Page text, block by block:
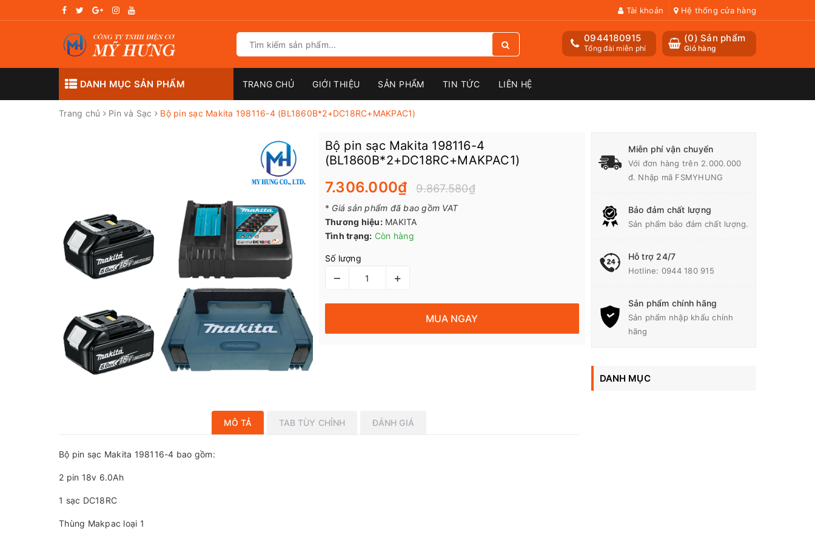
Tài khoản Hệ thống cửa hàng
(0) Sản phẩm
Giỏ hàng
0944180915
Tổng đài miễn phí
DANH MỤC SẢN PHẨM TRANG CHỦ GIỚI THIỆU SẢN PHẨM TIN TỨC LIÊN HỆ
Trang chủ Pin và Sạc Bộ pin sạc Makita 198116-4 (BL1860B*2+DC18RC+MAKPAC1)
Bộ pin sạc Makita 198116-4
(BL1860B*2+DC18RC+MAKPAC1)
7.306.000₫ 9.867.580₫
* Giá sản phẩm đã bao gồm VAT
Thương hiệu: MAKITA
Tình trạng: Còn hàng
Số lượng
– +
MUA NGAY
MÔ TẢ TAB TÙY CHỈNH ĐÁNH GIÁ
Bộ pin sạc Makita 198116-4 bao gồm:
2 pin 18v 6.0Ah
1 sạc DC18RC
Thùng Makpac loại 1
Miễn phí vận chuyển
Với đơn hàng trên 2.000.000
đ. Nhập mã FSMYHUNG
Bảo đảm chất lượng
Sản phẩm bảo đảm chất lượng.
Hỗ trợ 24/7
Hotline: 0944 180 915
Sản phẩm chính hãng
Sản phẩm nhập khẩu chính
hãng
DANH MỤC